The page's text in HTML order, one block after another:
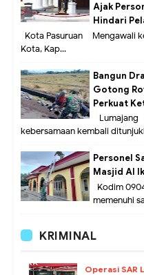
Ajak
Hindari
Kota Pasuruan – Mengawali
Kota, Kap...
Bangun
Gotong
Perkuat
Lumajang
kebersamaan kembali
Personel
Masjid Al
Kodim
memenuhi
KRIMINAL
Operasi SAR